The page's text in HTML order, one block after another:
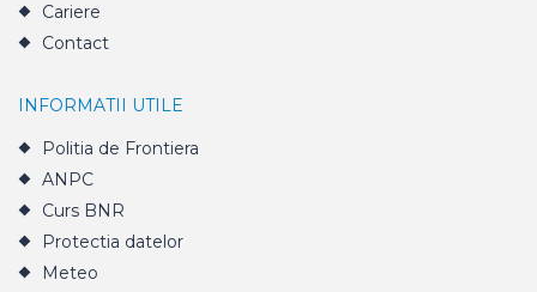
Cariere
Contact
INFORMATII UTILE
Politia de Frontiera
ANPC
Curs BNR
Protectia datelor
Meteo